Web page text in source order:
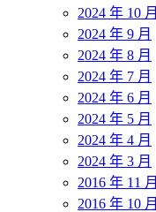
2024 年 10 月
2024 年 9 月
2024 年 8 月
2024 年 7 月
2024 年 6 月
2024 年 5 月
2024 年 4 月
2024 年 3 月
2016 年 11 月
2016 年 10 月